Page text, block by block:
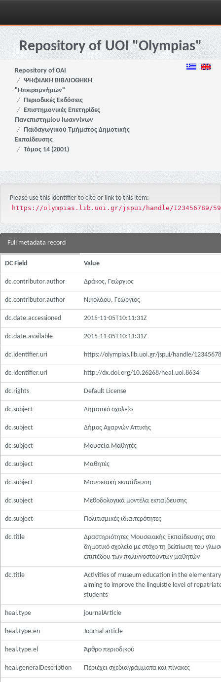
Skip
navigationRepository of UOI "Olympias"
Repository of OAI
ΨΗΦΙΑΚΗ ΒΙΒΛΙΟΘΗΚΗ
"Ηπειρομνήμων"
Περιοδικές Εκδόσεις
Επιστημονικές Επετηρίδες
Πανεπιστημίου Ιωαννίνων
Παιδαγωγικού Τμήματος Δημοτικής
Εκπαίδευσης
Τόμος 14 (2001)
Please use this identifier to cite or link to this item:
https://olympias.lib.uoi.gr/jspui/handle/123456789/
Full metadata record
DC Field Value
dc.contributor.author Δράκος, Γεώργιος
dc.contributor.author Νικολάου, Γεώργιος
dc.date.accessioned 2015-11-05T10:11:31Z
dc.date.available 2015-11-05T10:11:31Z
dc.identifier.uri https://olympias.lib.uoi.gr/jspui/handle/
dc.identifier.uri http://dx.doi.org/10.26268/heal.uoi.8634
dc.rights Default License
dc.subject Δημοτικό σχολείο
dc.subject Δήμος Αχαρνών Αττικής
dc.subject Μουσεία Μαθητές
dc.subject Μαθητές
dc.subject Μουσειακή εκπαίδευση
dc.subject Μεθοδολογικά μοντέλα εκπαίδευσης
dc.subject Πολιτισμικές ιδιαιτερότητες
dc.title
Δραστηριότητες Μουσειακής Εκπαίδευσης στο
δημοτικό σχολείο με στόχο τη βελτίωση του
επιπέδου των παλιννοστούντων μαθητών
dc.title
Activities of museum education in the
aiming to improve the linquistie level of
students
heal.type journalArticle
heal.type.en Journal article
heal.type.el Άρθρο περιοδικού
heal.generalDescription Περιέχει σχεδιαγράμματα και πίνακες